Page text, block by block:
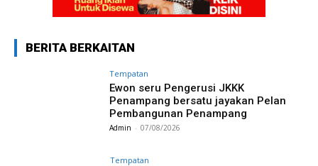
BERITA BERKAITAN
Tempatan
Ewon seru Pengerusi JKKK
Penampang bersatu jayakan Pelan
Pembangunan Penampang
Admin - 07/08/2026
Tempatan